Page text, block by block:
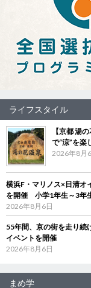
ライフスタイル
【京都 湯
で“涼”を楽
2026年8月
横浜F・マリノス×日清オ
を開催 小学1年生～3年
2026年8月6日
55年間、京の街を走り
イベントを開催
2026年8月6日
まめ学